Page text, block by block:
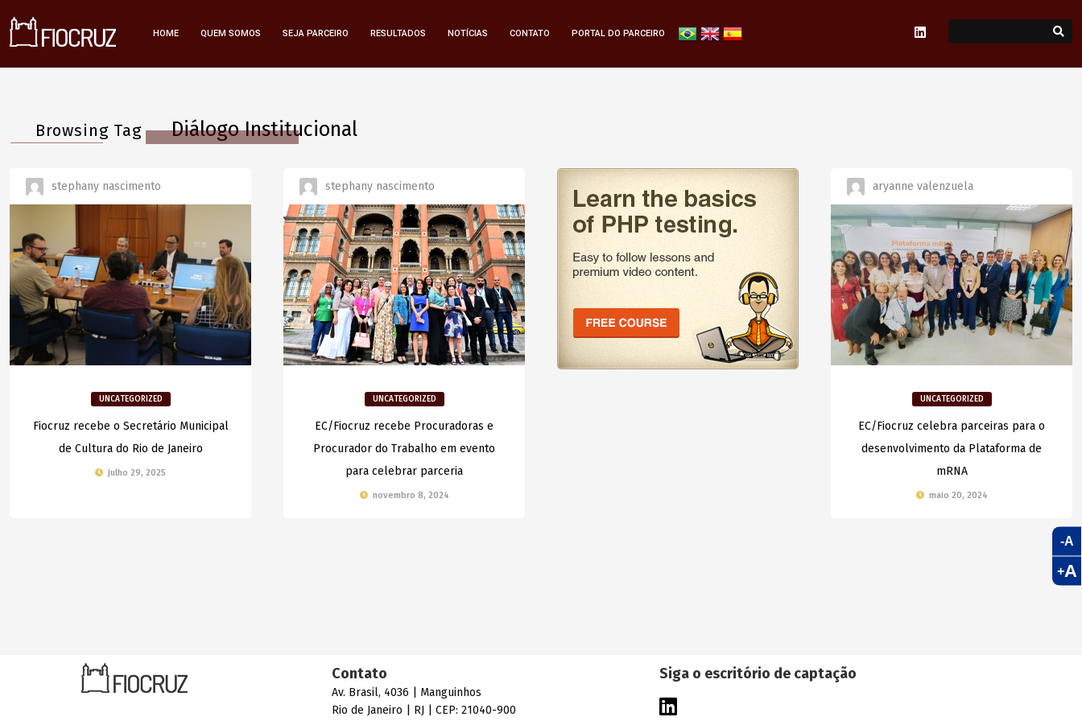
HOME QUEM SOMOS SEJA PARCEIRO RESULTADOS NOTÍCIAS CONTATO PORTAL DO PARCEIRO
Browsing Tag Diálogo Institucional
stephany nascimento
UNCATEGORIZED
Fiocruz recebe o Secretário Municipal
de Cultura do Rio de Janeiro
julho 29, 2025
stephany nascimento
UNCATEGORIZED
EC/Fiocruz recebe Procuradoras e
Procurador do Trabalho em evento
para celebrar parceria
novembro 8, 2024
aryanne valenzuela
UNCATEGORIZED
EC/Fiocruz celebra parceiras para o
desenvolvimento da Plataforma de
mRNA
maio 20, 2024
Contato
Av. Brasil, 4036 | Manguinhos
Rio de Janeiro | RJ | CEP: 21040-900
Siga o escritório de captação
-A
+A